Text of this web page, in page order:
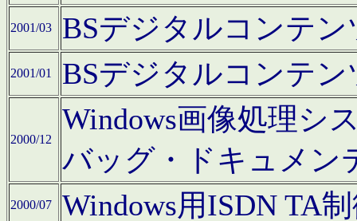
2001/03 BSデジタルコンテ
2001/01 BSデジタルコンテ
2000/12
Windows画像処理シ
バッグ・ドキュメン
2000/07 Windows用ISDN TA